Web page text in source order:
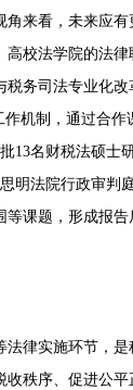
来看，未来应
校法学院的法律
务司法专业化改
制，通过合作
13名财税法硕士
明法院行政审判
课题，形成报
实施环节，是
秩序、促进公